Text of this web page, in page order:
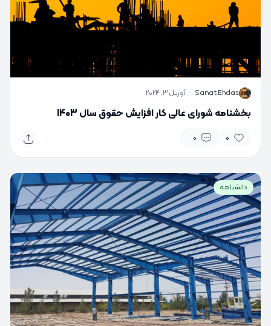
S
Sanat Ehdas
· آوریل 3, 2024
بخشنامه شورای عالی کار افزایش حقوق سال 1403
0
0
دانشنامه